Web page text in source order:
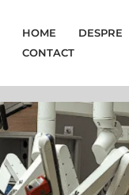
HOME DESPRE
CONTACT